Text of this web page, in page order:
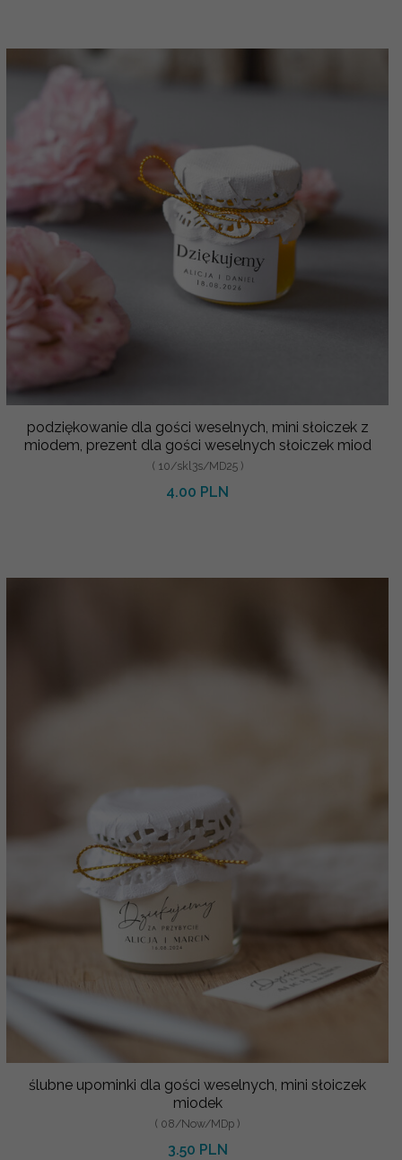
podziękowanie dla gości weselnych, mini słoiczek z
miodem, prezent dla gości weselnych słoiczek miod
( 10/skl3s/MD25 )
4.00 PLN
ślubne upominki dla gości weselnych, mini słoiczek
miodek
( 08/Now/MDp )
3.50 PLN